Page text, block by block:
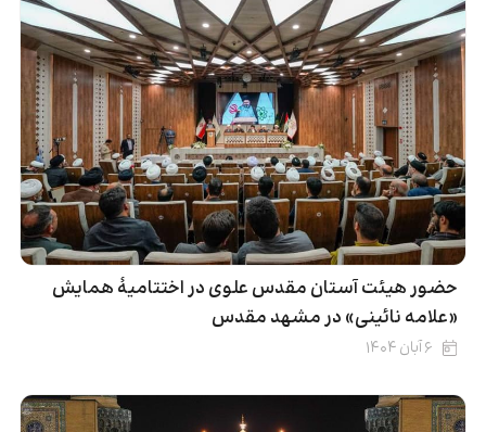
حضور هیئت آستان مقدس علوی در اختتامیۀ همایش
«علامه نائینی» در مشهد مقدس
۶ آبان ۱۴۰۴